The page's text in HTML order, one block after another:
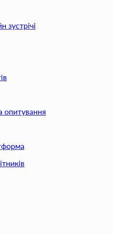
зустрічі
опитування